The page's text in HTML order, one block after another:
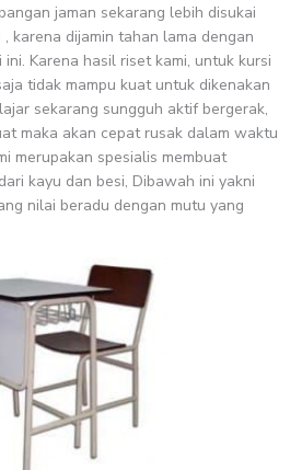
jaman sekarang lebih disukai
karena dijamin tahan lama dengan
Karena hasil riset kami, untuk kursi
tidak mampu kuat untuk dikenakan
sekarang sungguh aktif bergerak,
maka akan cepat rusak dalam waktu
merupakan spesialis membuat
kayu dan besi, Dibawah ini yakni
nilai beradu dengan mutu yang